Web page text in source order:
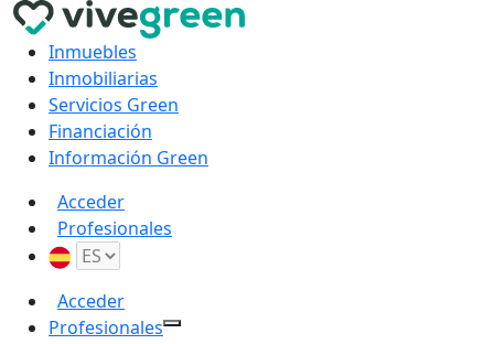
Inmuebles
Inmobiliarias
Servicios Green
Financiación
Información Green
Acceder
Profesionales
Acceder
Profesionales